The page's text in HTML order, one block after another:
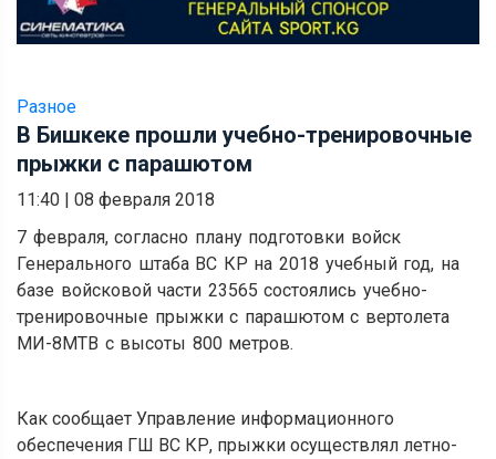
Разное
В Бишкеке прошли учебно-тренировочные
прыжки с парашютом
11:40 | 08 февраля 2018
7 февраля, согласно плану подготовки войск
Генерального штаба ВС КР на 2018 учебный год, на
базе войсковой части 23565 состоялись учебно-
тренировочные прыжки с парашютом с вертолета
МИ-8МТВ с высоты 800 метров.
Как сообщает Управление информационного
обеспечения ГШ ВС КР, прыжки осуществлял летно-